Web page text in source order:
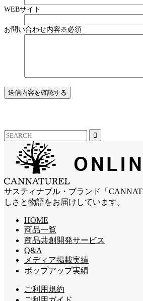
WEBサイト
お問い合わせ内容 ※必須
サスティナブル・ブランド「
しさと物語をお届けしています。
HOME
商品一覧
商品共創開発サービス
Q&A
メディア掲載実績
ポップアップ実績
ご利用規約